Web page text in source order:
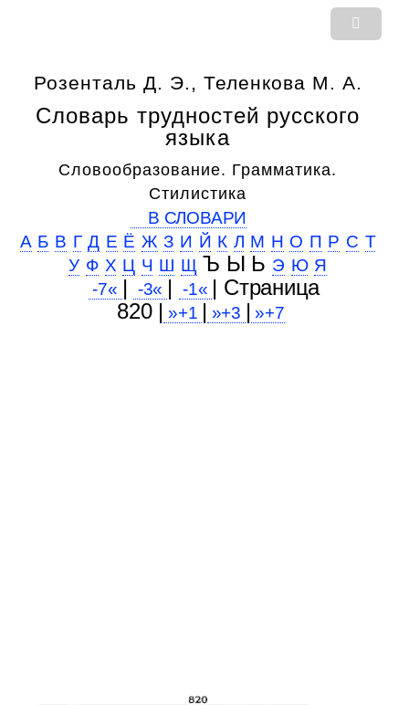
Розенталь Д. Э., Теленкова М. А.
Словарь трудностей русского
языка
Словообразование. Грамматика.
Стилистика
В СЛОВАРИ
А Б В Г Д Е Ё Ж З И Й К Л М Н О П Р С Т
У Ф Х Ц Ч Ш Щ Ъ Ы Ь Э Ю Я
-7« | -3« | -1« | Cтраница
820 | »+1 | »+3 | »+7